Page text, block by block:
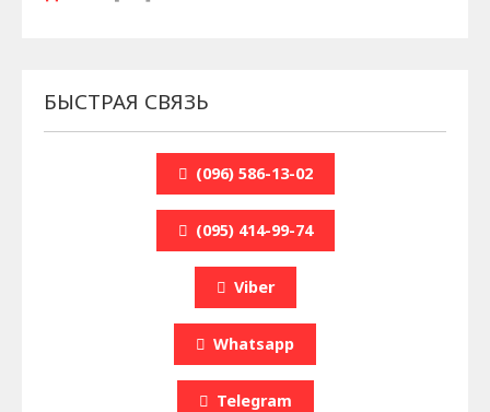
БЫСТРАЯ СВЯЗЬ
(096) 586-13-02
(095) 414-99-74
Viber
Whatsapp
Telegram